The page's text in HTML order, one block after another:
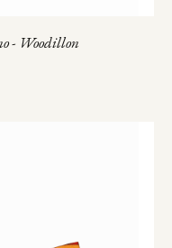
- Woodillon